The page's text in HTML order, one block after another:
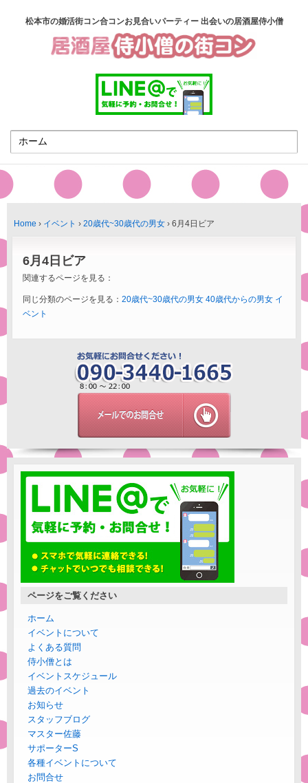
松本市の婚活街コン合コンお見合いパーティー 出会いの居酒屋侍小僧
Home › イベント › 20歳代~30歳代の男女 › 6月4日ビア
6月4日ビア
関連するページを見る：
同じ分類のページを見る： 20歳代~30歳代の男女 40歳代からの男女 イ
ベント
ページをご覧ください
ホーム
イベントについて
よくある質問
侍小僧とは
イベントスケジュール
過去のイベント
お知らせ
スタッフブログ
マスター佐藤
サポーターS
各種イベントについて
お問合せ